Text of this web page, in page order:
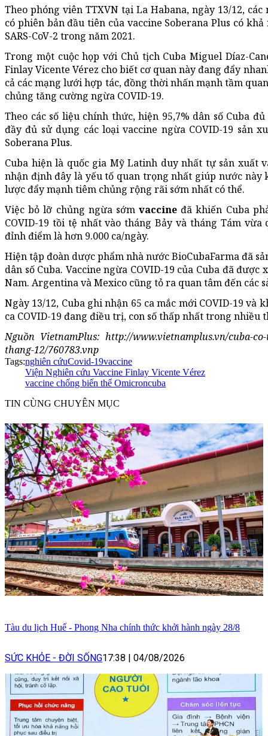
Theo phóng viên TTXVN tại La Habana, ngày 13/12,
có phiên bản đầu tiên của vaccine Soberana Plus có
SARS-CoV-2 trong năm 2021.
Trong một cuộc họp với Chủ tịch Cuba Miguel Díaz-
Finlay Vicente Vérez cho biết cơ quan này đang đẩy
cả các mạng lưới hợp tác, đồng thời nhấn mạnh tầm
chủng tăng cường ngừa COVID-19.
Theo các số liệu chính thức, hiện 95,7% dân số Cuba
đầy đủ sử dụng các loại vaccine ngừa COVID-19 sản
Soberana Plus.
Cuba hiện là quốc gia Mỹ Latinh duy nhất tự sản xuất
nhận định đây là yếu tố quan trọng nhất giúp nước này
lược đẩy mạnh tiêm chủng rộng rãi sớm nhất có thể.
Việc bỏ lỡ chủng ngừa sớm vaccine đã khiến Cuba
COVID-19 tồi tệ nhất vào tháng Bảy và tháng Tám
đỉnh điểm là hơn 9.000 ca/ngày.
Hiện tập đoàn dược phẩm nhà nước BioCubaFarma đã
dân số Cuba. Vaccine ngừa COVID-19 của Cuba đã
Nam. Argentina và Mexico cũng tỏ ra quan tâm đến các
Ngày 13/12, Cuba ghi nhận 65 ca mắc mới COVID-19 và
ca COVID-19 đang điều trị, con số thấp nhất trong nhiều
Nguồn VietnamPlus: http://www.vietnamplus.vn/cuba-
thang-12/760783.vnp
Tags:nghiên cứuCovid-19vaccine
Viện Nghiên cứu Vaccine Finlay Vicente Vérez
vaccine chống biến thể Omicroncuba
TIN CÙNG CHUYÊN MỤC
Tàu du lịch Huế - Phong Nha chính thức khởi hành ngày 28/8
SỨC KHỎE - ĐỜI SỐNG17:38 | 04/08/2026